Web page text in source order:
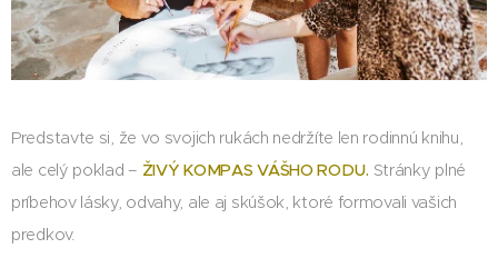
Predstavte si, že vo svojich rukách nedržíte len rodinnú knihu,
ale celý poklad – ŽIVÝ KOMPAS VÁŠHO RODU. Stránky plné
príbehov lásky, odvahy, ale aj skúšok, ktoré formovali vašich
predkov.